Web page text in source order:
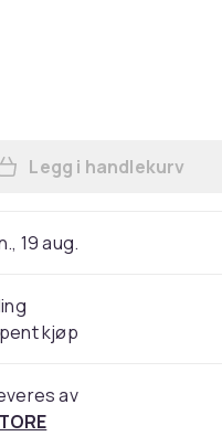
Legg Tuban
Legg i handlekurv
19 aug.
kjøp
av